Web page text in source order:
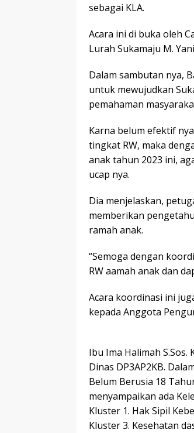
sebagai KLA.
Acara ini di buka oleh
Lurah Sukamaju M.
Dalam sambutan nya,
untuk mewujudkan
pemahaman
Karna belum efektif
tingkat RW, maka
anak tahun 2023 ini,
ucap nya.
Dia menjelaskan,
memberikan
ramah anak.
“Semoga dengan
RW aamah anak dan
Acara koordinasi ini
kepada Anggota
Ibu Ima Halimah
Dinas DP3AP2KB.
Belum Berusia 18
menyampaikan ada
Kluster 1. Hak Sipil
Kluster 3. Kesehatan